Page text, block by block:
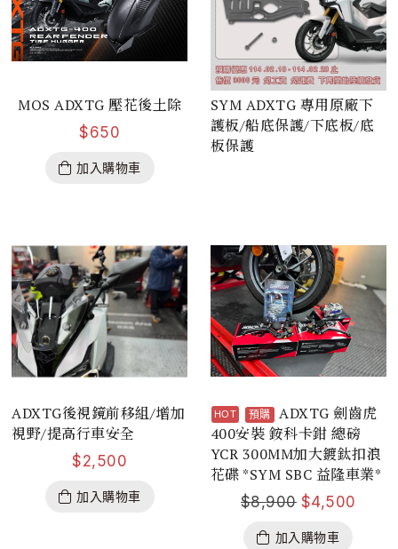
MOS ADXTG 壓花後土除
$650
加入購物車
SYM ADXTG 專用原廠下
護板/船底保護/下底板/底
板保護
ADXTG後視鏡前移組/增加
視野/提高行車安全
$2,500
加入購物車
預購
ADXTG 劍齒虎
400安裝 銨科卡鉗 總磅
YCR 300MM加大鍍鈦扣浪
花碟 *SYM SBC 益隆車業*
$8,900 $4,500
加入購物車